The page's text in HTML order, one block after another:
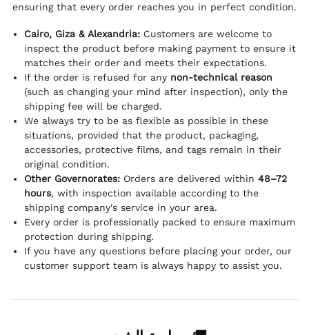
ensuring that every order reaches you in perfect condition.
Cairo, Giza & Alexandria: Customers are welcome to
inspect the product before making payment to ensure it
matches their order and meets their expectations.
If the order is refused for any non-technical reason
(such as changing your mind after inspection), only the
shipping fee will be charged.
We always try to be as flexible as possible in these
situations, provided that the product, packaging,
accessories, protective films, and tags remain in their
original condition.
Other Governorates: Orders are delivered within 48–72
hours, with inspection available according to the
shipping company's service in your area.
Every order is professionally packed to ensure maximum
protection during shipping.
If you have any questions before placing your order, our
customer support team is always happy to assist you.